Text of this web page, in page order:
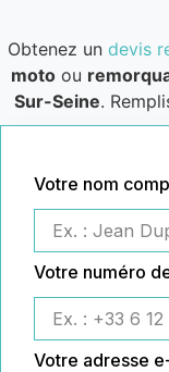
Obtenez un devis
moto ou
Sur-Seine.
Votre nom
Votre numéro
Votre adresse